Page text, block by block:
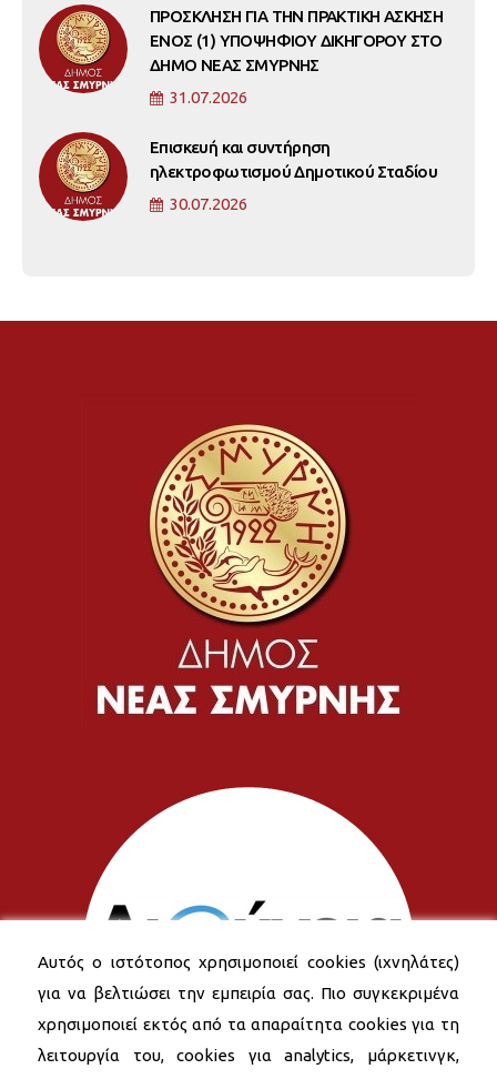
ΠΡΟΣΚΛΗΣΗ ΓΙΑ ΤΗΝ ΠΡΑΚΤΙΚΗ ΑΣΚΗΣΗ
ΕΝΟΣ (1) ΥΠΟΨΗΦΙΟΥ ΔΙΚΗΓΟΡΟΥ ΣΤΟ
ΔΗΜΟ ΝΕΑΣ ΣΜΥΡΝΗΣ
31.07.2026
Επισκευή και συντήρηση
ηλεκτροφωτισμού Δημοτικού Σταδίου
30.07.2026
Αυτός ο ιστότοπος χρησιμοποιεί cookies (ιχνηλάτες)
για να βελτιώσει την εμπειρία σας. Πιο συγκεκριμένα
χρησιμοποιεί εκτός από τα απαραίτητα cookies για τη
λειτουργία του, cookies για analytics, μάρκετινγκ,